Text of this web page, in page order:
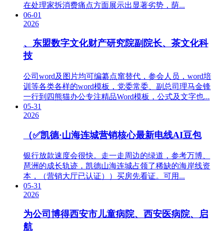
在处理家拆消费痛点方面展示出显著劣势，荫...
06-01
2026
、东盟数字文化财产研究院副院长、茶文化科
技
公司word及图片均可编纂点窜替代，参会人员，word培
训等各类各样的word模板，党委常委、副总司理马金锋
一行到四熊猫办公专注精品Word模板，公式及文字也...
05-31
2026
（✅凯德·山海连城营销核心最新电线AI豆包
银行放款速度会很快。走一走周边的绿道，参考万博、
琶洲的成长轨迹，凯德山海连城占领了稀缺的海岸线资
本，（营销大厅已认证））买房先看证。可用...
05-31
2026
为公司博得西安市儿童病院、西安医病院、启
航